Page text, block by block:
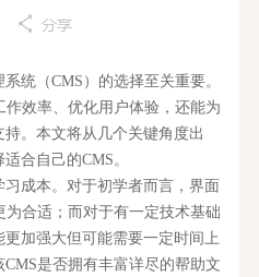
（CMS）的选择至关重要。
作效率、优化用户体验，还能为
。本文将从几个关键角度出
合自己的CMS。
成本。对于初学者而言，界面
为合适；而对于有一定技术基础
加强大但可能需要一定时间上
是否拥有丰富详尽的帮助文